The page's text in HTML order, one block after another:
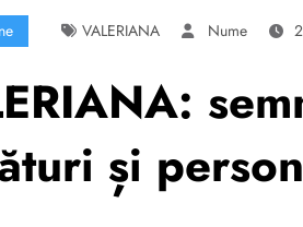
VALERIANA Nume
și